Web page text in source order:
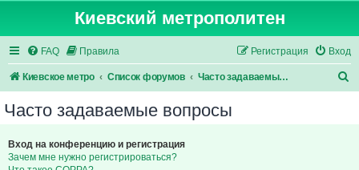
Киевский метрополитен
FAQ Правила Вход
Регистрация
Киевское метро Список форумов Часто задаваемые вопросы
Часто задаваемые вопросы
Вход на конференцию и регистрация
Зачем мне нужно регистрироваться?